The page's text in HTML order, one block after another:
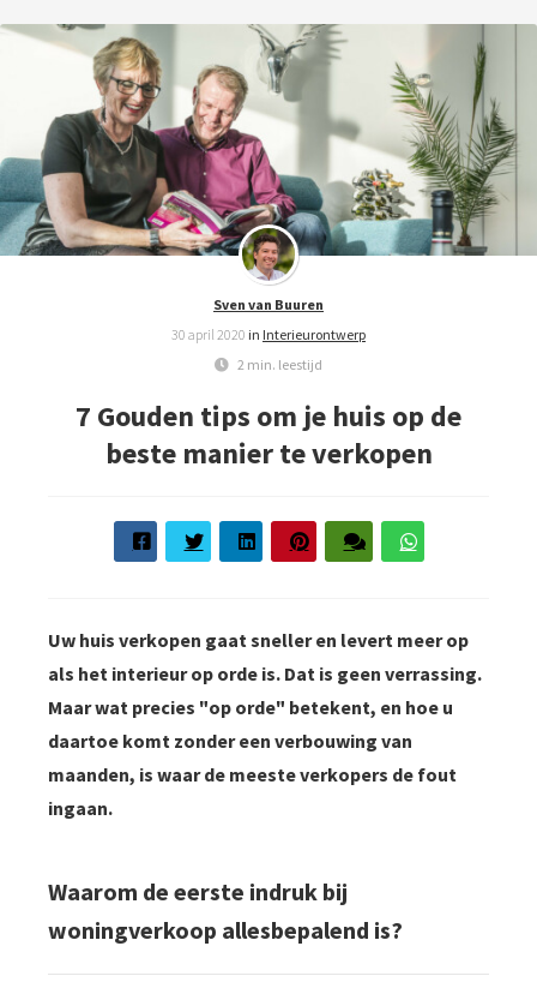
Sven van Buuren
30 april 2020 in Interieurontwerp
2 min. leestijd
7 Gouden tips om je huis op de
beste manier te verkopen
Uw huis verkopen gaat sneller en levert meer op
als het interieur op orde is. Dat is geen verrassing.
Maar wat precies "op orde" betekent, en hoe u
daartoe komt zonder een verbouwing van
maanden, is waar de meeste verkopers de fout
ingaan.
Waarom de eerste indruk bij
woningverkoop allesbepalend is?
over
van
over
op